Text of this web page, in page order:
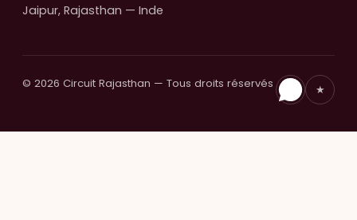
Jaipur, Rajasthan — Inde
© 2026 Circuit Rajasthan — Tous droits réservés ★